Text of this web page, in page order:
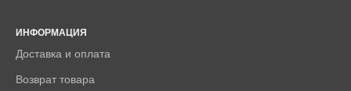
ИНФОРМАЦИЯ
Доставка и оплата
Возврат товара